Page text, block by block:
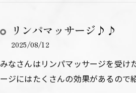
リンパマッサージ♪♪
2025/08/12
みなさんはリンパマッサージを受け
ージにはたくさんの効果があるの